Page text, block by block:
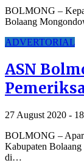
BOLMONG –
Bolaang
ADVERTORIAL
ASN
27 August 2020 -
BOLMONG –
Kabupaten
di…